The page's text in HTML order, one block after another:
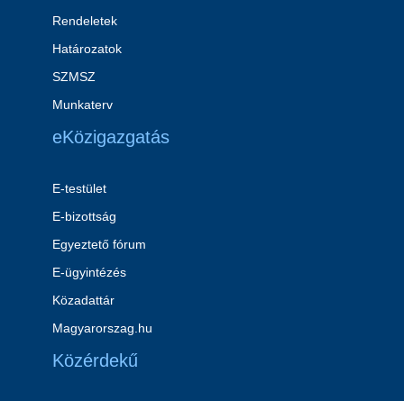
Rendeletek
Határozatok
SZMSZ
Munkaterv
eKözigazgatás
E-testület
E-bizottság
Egyeztető fórum
E-ügyintézés
Közadattár
Magyarorszag.hu
Közérdekű